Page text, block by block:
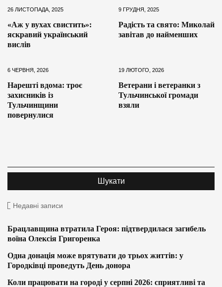
26 ЛИСТОПАДА, 2025
«Аж у вухах свистить»:
яскравий український
вислів
9 ГРУДНЯ, 2025
Радість та свято: Миколай
завітав до найменших
6 ЧЕРВНЯ, 2026
Нарешті вдома: троє
захисників із
Тульчинщини
повернулися
19 ЛЮТОГО, 2026
Ветерани і ветеранки з
Тульчинської громади
взяли
Недавні записи
Брацлавщина втратила Героя: підтвердилася загибель
воїна Олексія Григоренка
Одна донація може врятувати до трьох життів: у
Городківці проведуть День донора
Коли працювати на городі у серпні 2026: сприятливі та